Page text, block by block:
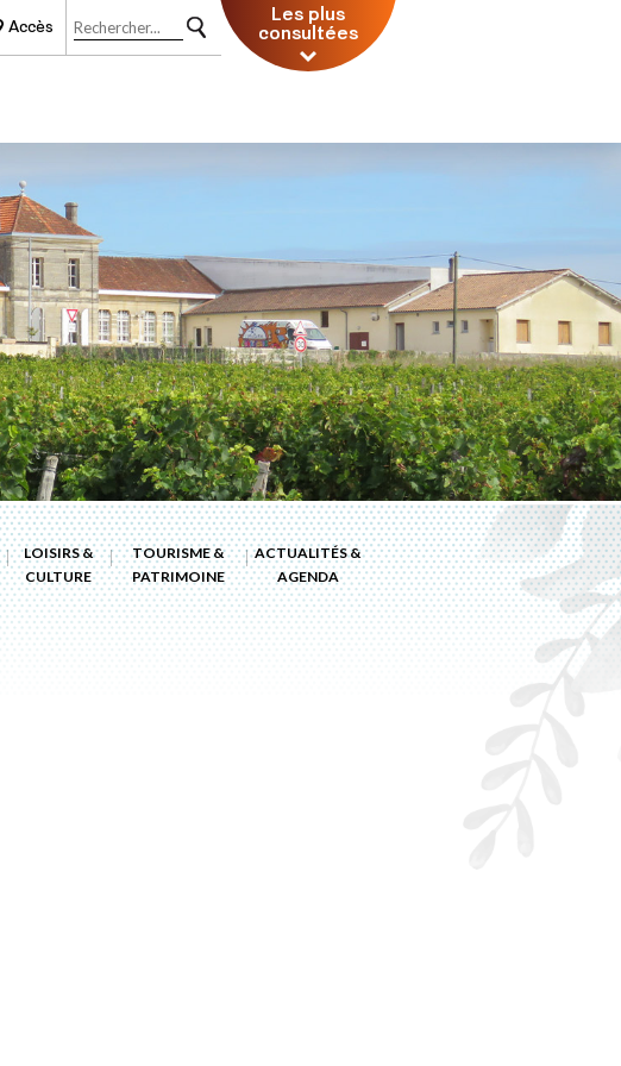
Accès Les plus
consultées
LOISIRS &
CULTURE
TOURISME &
PATRIMOINE
ACTUALITÉS &
AGENDA